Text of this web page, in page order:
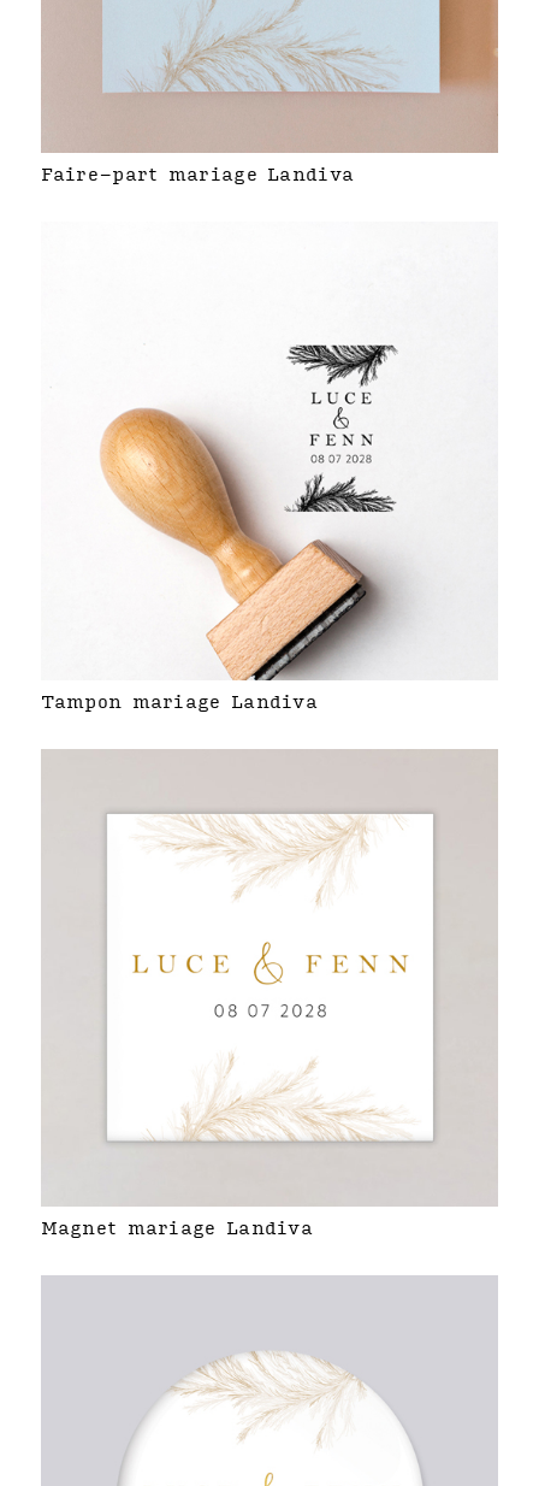
Faire-part mariage Landiva
Tampon mariage Landiva
Magnet mariage Landiva